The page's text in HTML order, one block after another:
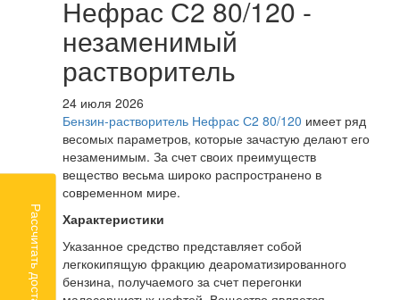
Нефрас С2 80/120 -
незаменимый
растворитель
24 июля 2026
Бензин-растворитель Нефрас С2 80/120 имеет ряд
весомых параметров, которые зачастую делают его
незаменимым. За счет своих преимуществ
вещество весьма широко распространено в
современном мире.
Характеристики
Указанное средство представляет собой
легкокипящую фракцию деароматизированного
бензина, получаемого за счет перегонки
Рассчитать доставку